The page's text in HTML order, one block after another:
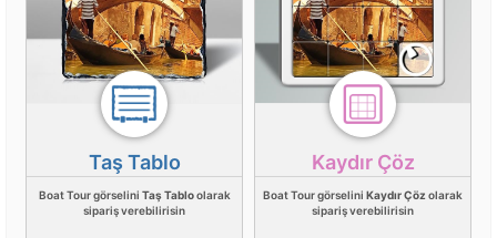
Taş Tablo
Boat Tour görselini Taş Tabloolarak
sipariş verebilirisin
Kaydır Çöz
Boat Tour görselini Kaydır Çöz olarak
sipariş verebilirisin